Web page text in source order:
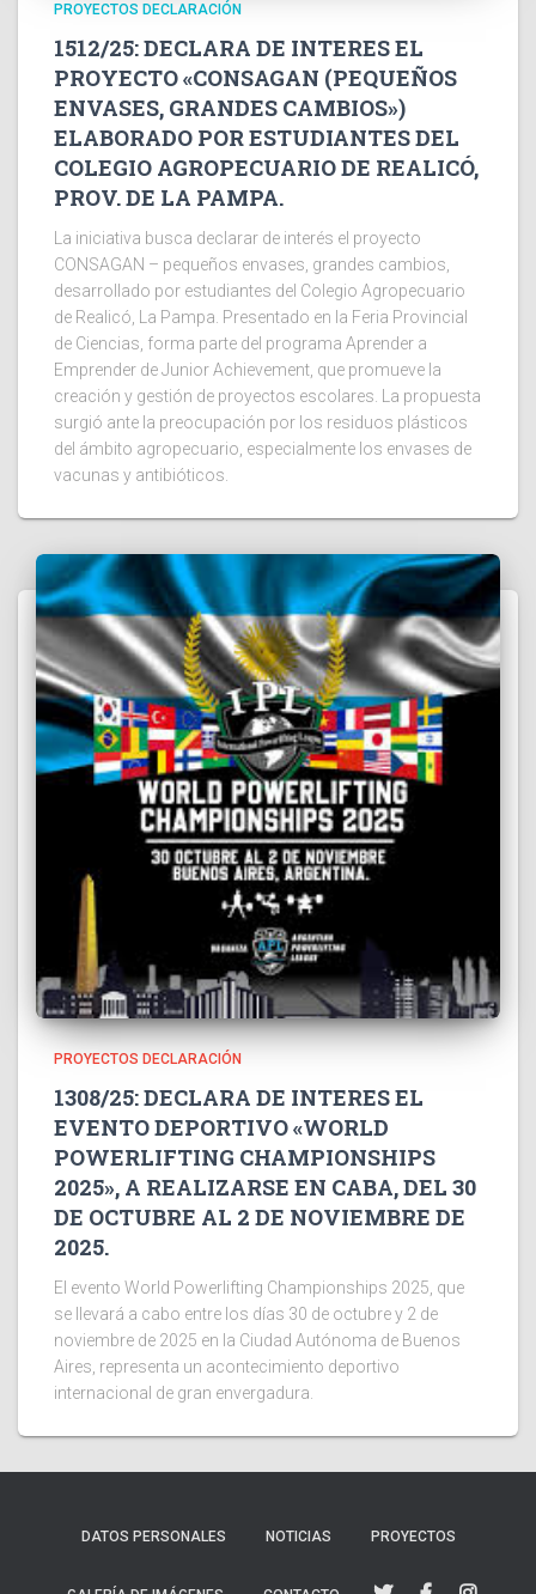
PROYECTOS DECLARACIÓN
1512/25: DECLARA DE INTERES EL
PROYECTO «CONSAGAN (PEQUEÑOS
ENVASES, GRANDES CAMBIOS»)
ELABORADO POR ESTUDIANTES DEL
COLEGIO AGROPECUARIO DE REALICÓ,
PROV. DE LA PAMPA.
La iniciativa busca declarar de interés el proyecto
CONSAGAN – pequeños envases, grandes cambios,
desarrollado por estudiantes del Colegio Agropecuario
de Realicó, La Pampa. Presentado en la Feria Provincial
de Ciencias, forma parte del programa Aprender a
Emprender de Junior Achievement, que promueve la
creación y gestión de proyectos escolares. La propuesta
surgió ante la preocupación por los residuos plásticos
del ámbito agropecuario, especialmente los envases de
vacunas y antibióticos.
PROYECTOS DECLARACIÓN
1308/25: DECLARA DE INTERES EL
EVENTO DEPORTIVO «WORLD
POWERLIFTING CHAMPIONSHIPS
2025», A REALIZARSE EN CABA, DEL 30
DE OCTUBRE AL 2 DE NOVIEMBRE DE
2025.
El evento World Powerlifting Championships 2025, que
se llevará a cabo entre los días 30 de octubre y 2 de
noviembre de 2025 en la Ciudad Autónoma de Buenos
Aires, representa un acontecimiento deportivo
internacional de gran envergadura.
DATOS PERSONALES NOTICIAS PROYECTOS